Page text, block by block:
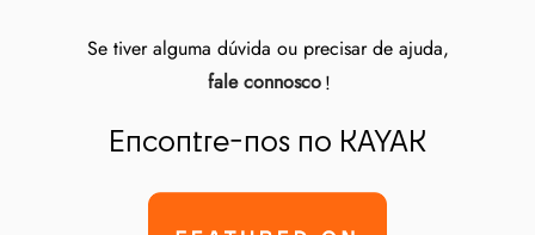
Se tiver alguma dúvida ou precisar de ajuda,
fale connosco!
Encontre-nos no KAYAK